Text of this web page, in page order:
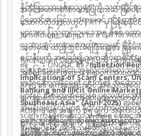
နိုင်ငံခြားသားနစ်နာသူများကို သက်ဆိုင်ရ
ပို့ဆောင်ပေးခြင်း၊တရားမဝင် ဝင်ရောက်
များအားပြည်တွင်းဥပဒေအရ စိစစ် ဆော
လူသားချင်းစာနာထောက်ထားမှုနှင့် နိုင်ငံအ
ရင်းနှီးမှုကို အခြေခံ၍ သက်ဆိုင်ရာနိုင်ငံမ
လွှဲပြောင်းပေးခြင်း၊ အွန်လိုင်းလိမ်လည်မှုဌ
တည်ဆောက်နိုင်ရေး ၎င်းတို့၏ အဆော
များနှင့် အီလက်ထရောနစ်ပစ္စည်းများအ
အိမ်နီးချင်းနိုင်ငံများ၊ နိုင်ငံတကာမိတ်ဖက်မ
ဆောင်ရွက်ခြင်းကို တက်ကြွစွာကျယ်ကျ
နိုင်ခဲ့ပြီး နိုင်ငံပိုင်သတင်းစာများမှ တစ်
အခိုင်အမာကတိကဝတ်ပြုထားဆဲ ဖြစ်ပါ
အောက်တိုဘာလတွင်FATFမှ မြန်မာနို
Jurisdictions subject to a Call for
သတ်မှတ်ထည့်သွင်းခံရပြီးနောက် မြန်
Pacific Joint Group(APJG)သို့ (၁၇)ကြိမ်
အစီရင်ခံစာ(Progress Report)အား တင်
APJG ၏ မျက်နှာချင်းဆိုင်အစည်းအဝေး
မျက်နှာစုံညီအစည်းအဝေးများတွင် တက်
Action Planအချက် ၁၅ ချက် အနက် ၁
စွာ ပြီးစီးခဲ့ပြီး အချက် ၂ ချက်သာ ဆ
၈။UNODC၏"Inflection
Implications of Scam Centers,
Banking and Illicit Online
Southeast Asia" (April 2025) အစီ
scamကွန်ရက်များသည် အရှေ့တောင်
အုပ်ချုပ်ရေး အားနည်းသောနယ်မြေမျ
၉။နိဂုံးချုပ်အနေဖြင့် မြန်မာနိုင်ငံ
အကြမ်းဖက်မှုကို ငွေကြေး ထောက်ပံ့မှု၊ လူ